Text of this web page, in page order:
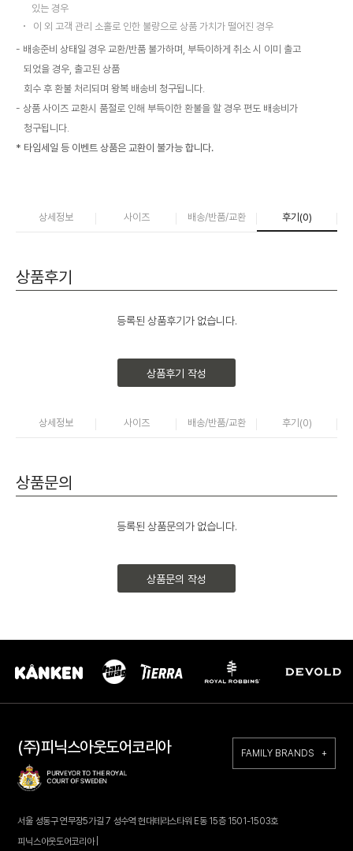
있는 경우
이 외 고객 관리 소홀로 인한 불량으로 상품 가치가 떨어진 경우
배송준비 상태일 경우 교환/반품 불가하며, 부득이하게 취소 시 이미 출고
되었을 경우, 출고된 상품
회수 후 환불 처리되며 왕복 배송비 청구됩니다.
상품 사이즈 교환시 품절로 인해 부득이한 환불을 할 경우 편도 배송비가
청구됩니다.
* 타임세일 등 이벤트 상품은 교환이 불가능 합니다.
상세정보 사이즈 배송/반품/교환 후기(0)
상품후기
등록된 상품후기가 없습니다.
상품후기 작성
상세정보 사이즈 배송/반품/교환 후기(0)
상품문의
등록된 상품문의가 없습니다.
상품문의 작성
(주)피닉스아웃도어코리아 FAMILY BRANDS +
서울 성동구 연무장5가길 7 성수역 현대테라스타워 E동 15층 1501-1503호
피닉스아웃도어코리아 |